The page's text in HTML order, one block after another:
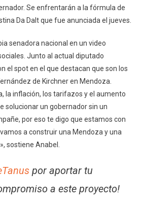
Se enfrentarán a la fórmula de
Da Dalt que fue anunciada el jueves.
senadora nacional en un video
Junto al actual diputado
el spot en el que destacan que son los
de Kirchner en Mendoza.
la inflación, los tarifazos y el aumento
solucionar un gobernador sin un
por eso te digo que estamos con
a construir una Mendoza y una
sostiene Anabel.
por aportar tu
a este proyecto!